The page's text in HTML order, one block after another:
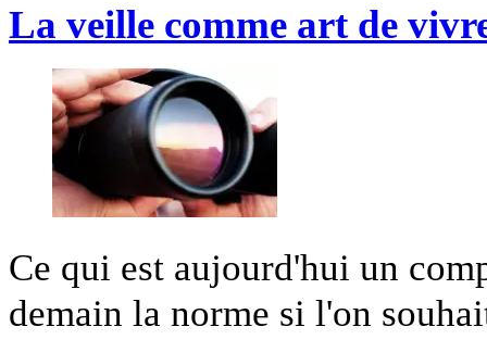
La veille comme art de
Ce qui est aujourd'hui un
demain la norme si l'on